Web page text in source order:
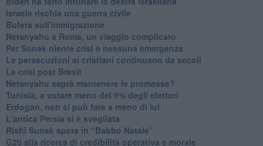
Israele rischia una guerra civile
Bufera sull'immigrazione
Netanyahu a Roma, un viaggio complicato
Per Sunak niente crisi e nessuna emergenza
Le persecuzioni ai cristiani continuano da secoli
Le crisi post Brexit
Netanyahu saprà mantenere le promesse?
Tunisia, a votare meno del 9% degli elettori
Erdogan, non si può fare a meno di lui
L'antica Persia si è svegliata
Rishi Sunak spera in “Babbo Natale”
G20 alla ricerca di credibilità operativa e morale